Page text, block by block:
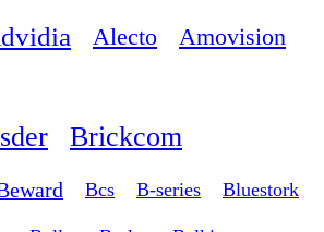
Alecto Amovision
Brickcom
Bcs B-series Bluestork